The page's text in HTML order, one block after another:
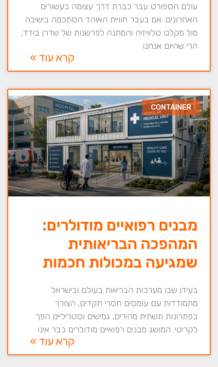
עולם הספורט עבר כברת דרך עצומה בעשורים
האחרונים. אם בעבר חוויית האוהד הסתכמה בישיבה
מול מקלט טלוויזיה והמתנה לפרשנות של שדרן בודד,
הרי שהיום אנחנו
קרא עוד »
CONTAINER
מבנים רפואיים מודולרים:
המהפכה הבריאותית
שמגיעה במכולות חכמות
בעידן שבו מערכות הבריאות בעולם ובישראל
מתמודדות עם עומסים חסרי תקדים, הצורך
בפתרונות תשתית מהירים, גמישים וסטריליים הפך
לקריטי. המושג מבנים רפואיים מודולרים כבר אינו
קרא עוד »